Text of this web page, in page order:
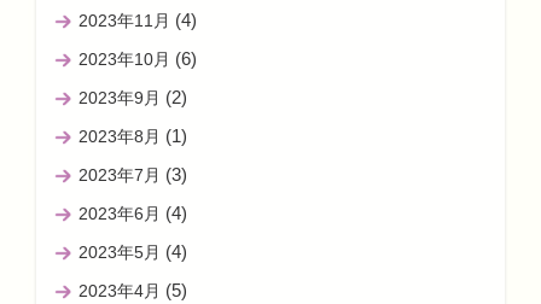
2023年11月 (4)
2023年10月 (6)
2023年9月 (2)
2023年8月 (1)
2023年7月 (3)
2023年6月 (4)
2023年5月 (4)
2023年4月 (5)